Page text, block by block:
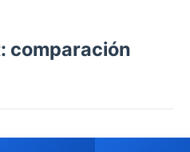
comparación